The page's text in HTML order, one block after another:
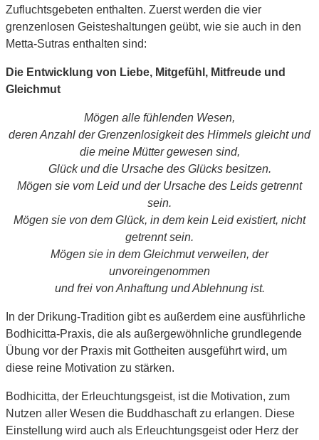
Zufluchtsgebeten enthalten. Zuerst werden die vier
grenzenlosen Geisteshaltungen geübt, wie sie auch in den
Metta-Sutras enthalten sind:
Die Entwicklung von Liebe, Mitgefühl, Mitfreude und
Gleichmut
Mögen alle fühlenden Wesen,
deren Anzahl der Grenzenlosigkeit des Himmels gleicht und
die meine Mütter gewesen sind,
Glück und die Ursache des Glücks besitzen.
Mögen sie vom Leid und der Ursache des Leids getrennt
sein.
Mögen sie von dem Glück, in dem kein Leid existiert, nicht
getrennt sein.
Mögen sie in dem Gleichmut verweilen, der
unvoreingenommen
und frei von Anhaftung und Ablehnung ist.
In der Drikung-Tradition gibt es außerdem eine ausführliche
Bodhicitta-Praxis, die als außergewöhnliche grundlegende
Übung vor der Praxis mit Gottheiten ausgeführt wird, um
diese reine Motivation zu stärken.
Bodhicitta, der Erleuchtungsgeist, ist die Motivation, zum
Nutzen aller Wesen die Buddhaschaft zu erlangen. Diese
Einstellung wird auch als Erleuchtungsgeist oder Herz der